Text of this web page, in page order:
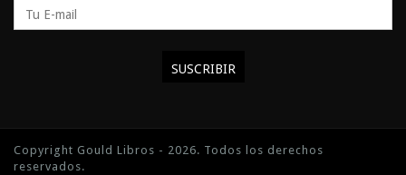
Copyright Gould Libros - 2026. Todos los derechos
reservados.